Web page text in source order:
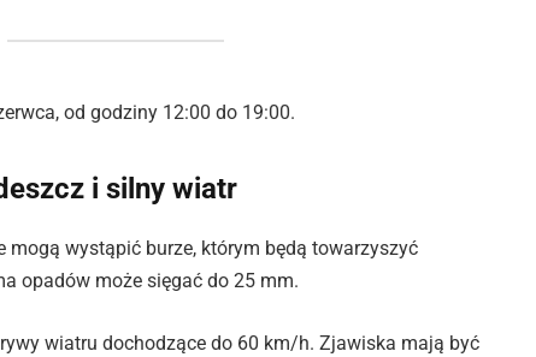
od godziny 12:00 do 19:00.
i silny wiatr
mogą wystąpić burze, którym będą towarzyszyć
opadów może sięgać do 25 mm.
wiatru dochodzące do 60 km/h. Zjawiska mają być